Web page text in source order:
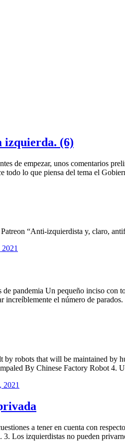
izquierda. (6)
de empezar, unos comentarios
todo lo que piensa del tema el
“Anti-izquierdista y, claro,
pandemia Un pequeño inciso con
increíblemente el número de
by robots that will be maintained by
By Chinese Factory Robot 4.
2021
a tener en cuenta con
3. Los izquierdistas no pueden